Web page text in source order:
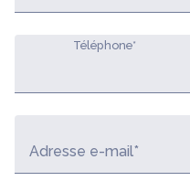
Téléphone*
Adresse e-mail*